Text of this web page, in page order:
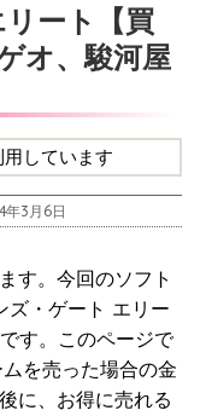
ート【買
オ、駿河屋
しています
3月6日
す。今回のソフト
ズ・ゲート エリー
す。このページで
を売った場合の金
に、お得に売れる